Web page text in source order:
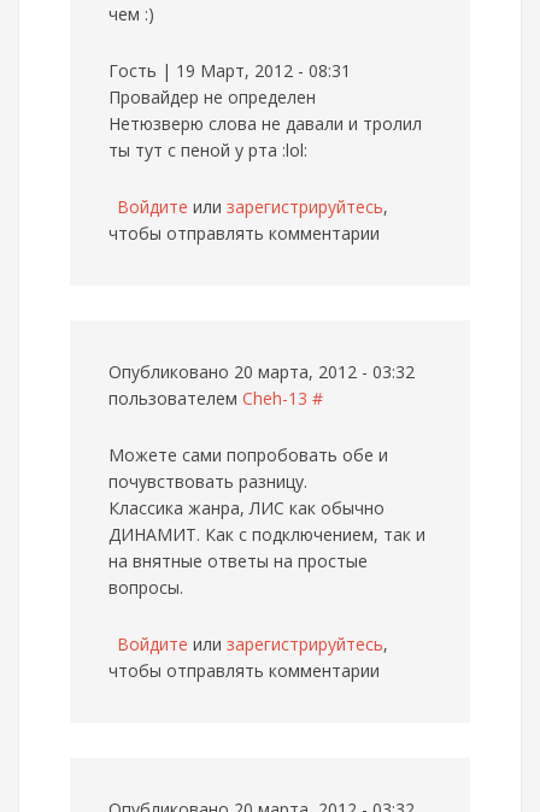
чем :)
Гость | 19 Март, 2012 - 08:31
Провайдер не определен
Нетюзверю слова не давали и тролил
ты тут с пеной у рта :lol:
Войдите или зарегистрируйтесь,
чтобы отправлять комментарии
Опубликовано 20 марта, 2012 - 03:32
пользователем Cheh-13 #
Можете сами попробовать обе и
почувствовать разницу.
Классика жанра, ЛИС как обычно
ДИНАМИТ. Как с подключением, так и
на внятные ответы на простые
вопросы.
Войдите или зарегистрируйтесь,
чтобы отправлять комментарии